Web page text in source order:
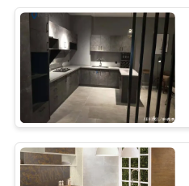
करें
साइटमैप
PRIVACY
POLICY